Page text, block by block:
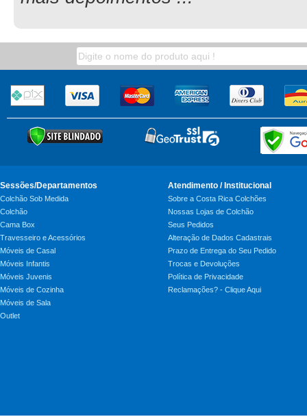
Sessões/Departamentos
Colchão Sob Medida
Colchão
Cama Box
Travesseiro e Acessórios
Móveis de Casal
Móveis Infantis
Móveis Juvenis
Móveis de Cozinha
Móveis de Sala
Outlet
Atendimento / Institucional
Sobre a Costa Rica Colchões
Nossas Lojas de Colchão
Seus Pedidos
Alteração de Dados Cadastrais
Prazo de Entrega do Seu Pedido
Trocas e Devoluções
Política de Privacidade
Reclamações? - Clique Aqui